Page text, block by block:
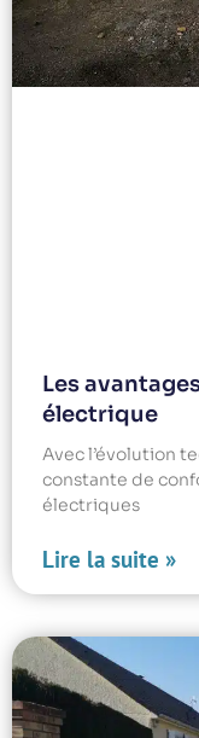
Les
électrique
Avec l’évolution
constante de
électriques
Lire la suite »